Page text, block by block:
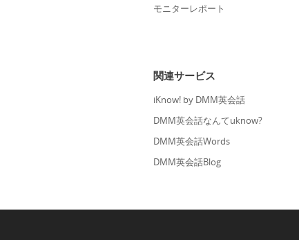
モニターレポート
関連サービス
iKnow! by DMM英会話
DMM英会話なんてuknow?
DMM英会話Words
DMM英会話Blog